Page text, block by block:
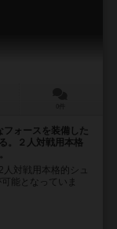
フォースを装備した
。２人対戦用本格
対戦用本格的シュ
能となっていま